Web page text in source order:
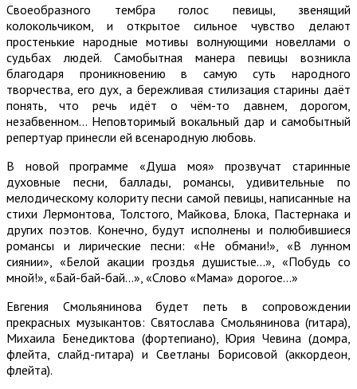
Своеобразного тембра голос певицы, звенящий
колокольчиком, и открытое сильное чувство делают
простенькие народные мотивы волнующими новеллами о
судьбах людей. Самобытная манера певицы возникла
благодаря проникновению в самую суть народного
творчества, его дух, а бережливая стилизация старины даёт
понять, что речь идёт о чём-то давнем, дорогом,
незабвенном… Неповторимый вокальный дар и самобытный
репертуар принесли ей всенародную любовь.
В новой программе «Душа моя» прозвучат старинные
духовные песни, баллады, романсы, удивительные по
мелодическому колориту песни самой певицы, написанные на
стихи Лермонтова, Толстого, Майкова, Блока, Пастернака и
других поэтов. Конечно, будут исполнены и полюбившиеся
романсы и лирические песни: «Не обмани!», «В лунном
сиянии», «Белой акации гроздья душистые…», «Побудь со
мной!», «Бай-бай-бай…», «Слово «Мама» дорогое…»
Евгения Смольянинова будет петь в сопровождении
прекрасных музыкантов: Святослава Смольянинова (гитара),
Михаила Бенедиктова (фортепиано), Юрия Чевина (домра,
флейта, слайд-гитара) и Светланы Борисовой (аккордеон,
флейта).